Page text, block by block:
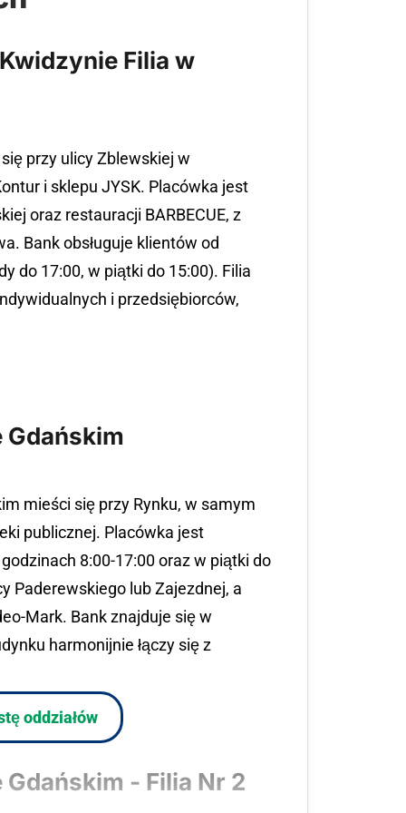
Filia w
przy ulicy Zblewskiej w
i sklepu JYSK. Placówka jest
oraz restauracji BARBECUE, z
Bank obsługuje klientów od
do 17:00, w piątki do 15:00). Filia
i przedsiębiorców,
Gdańskim
mieści się przy Rynku, w samym
publicznej. Placówka jest
8:00-17:00 oraz w piątki do
Paderewskiego lub Zajezdnej, a
Mark. Bank znajduje się w
harmonijnie łączy się z
- Filia Nr 2
oddziałów